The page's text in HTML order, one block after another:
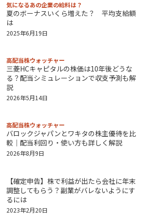
気になるあの企業の給料は？
夏のボーナスいくら増えた？ 平均支給額
は
2025年6月19日
高配当株ウォッチャー
三菱HCキャピタルの株価は10年後どうな
る？配当シミュレーションで収支予測も解
説
2026年5月14日
高配当株ウォッチャー
バロックジャパンとワキタの株主優待を比
較｜配当利回り・使い方も詳しく解説
2026年8月9日
【確定申告】株で利益が出たら会社に年末
調整してもらう？副業がバレないようにす
るには
2023年2月20日